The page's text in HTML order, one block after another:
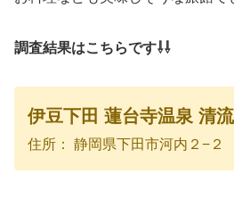
調査結果はこちらです⇩⇩
伊豆下田 蓮台寺温泉 清
住所： 静岡県下田市河内２−２